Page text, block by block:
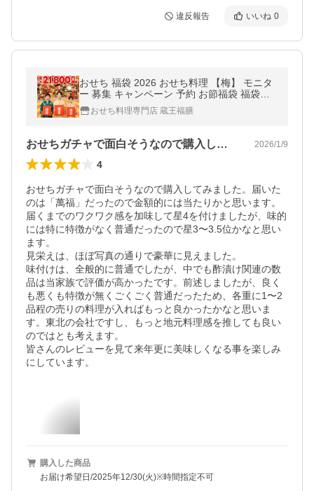
違反報告 いいね 0
おせち 福袋 2026 おせち料理 【梅】 モニタ
ー 募集 キャンペーン 予約 お節福袋 福袋お
せち 福おせち 冷凍おせち 冷凍 ふくぶくろ
ガチャ 2025 2人前 3人前
おせち料理専門店 蔵王福膳
おせちガチャで面白そうなので購入してみ… 2026/1/9
4
おせちガチャで面白そうなので購入してみました。届いた
のは「萬福」だったので金額的には当たりかと思います。
届くまでのワクワク感を加味して星4を付けましたが、味的
には特に特徴がなく普通だったので星3〜3.5位かなと思い
ます。
見栄えは、ほぼ写真の通りで豪華に見えました。
味付けは、全般的に普通でしたが、中でも酢漬け関連の数
品は当家族で評価が高かったです。前述しましたが、良く
も悪くも特徴が無くごくごく普通だったため、各重に1〜2
品程の売りの料理が入ればもっと良かったかなと思いま
す。東北の会社ですし、もっと地元料理感を推しても良い
のではとも考えます。
皆さんのレビューを見て来年更に美味しくなる事を楽しみ
にしています。
購入した商品
お届け希望日/2025年12/30(火)※時間指定不可